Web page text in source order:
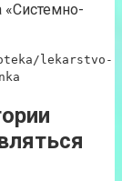
«Системно-
lekarstvo-